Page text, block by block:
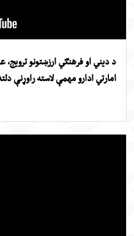
او فرهنګي ارزښتونو ترویج، عدالت
ادارو مهمې لاسته راوړنې دلته